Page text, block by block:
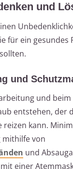
und
für ein gesundes
und
und beim
entstehen, der
reizen kann.
mithilfe von
und
einer